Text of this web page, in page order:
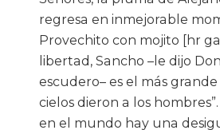
regresa en inmejorable
Provechito con mojito [hr
libertad, Sancho –le dijo
escudero– es el más
cielos dieron a los
en el mundo hay una